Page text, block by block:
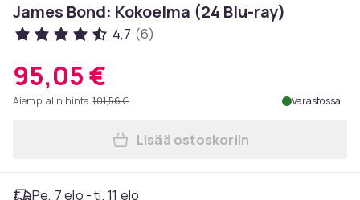
James Bond: Kokoelma (24 Blu-ray)
4,7 (6)
95,05 €
Aiempi alin hinta 101,56 € Varastossa
Lisää James Bond:
Lisää ostoskoriin
Pe, 7 elo - ti, 11 elo